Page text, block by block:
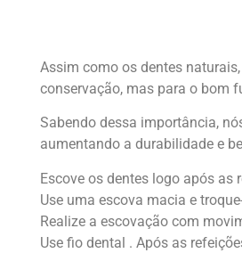
Assim como os dentes
conservação, mas para o bom
Sabendo dessa importância,
aumentando a durabilidade e
Escove os dentes logo após as
Use uma escova macia e
Realize a escovação com
Use fio dental . Após as